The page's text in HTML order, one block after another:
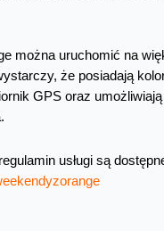
można uruchomić na
że posiadają
GPS oraz umożliwiają
usługi są